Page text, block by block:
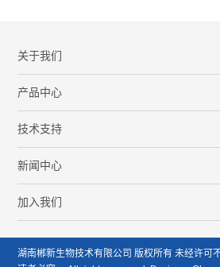
关于我们
产品中心
技术支持
新闻中心
加入我们
湖南郴新生物技术有限公司 版权所有 未经许可